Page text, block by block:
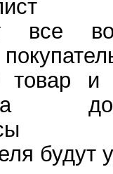
все
товар
будут